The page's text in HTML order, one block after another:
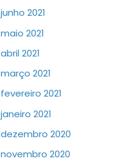
junho 2021
maio 2021
abril 2021
março 2021
fevereiro 2021
janeiro 2021
dezembro 2020
novembro 2020